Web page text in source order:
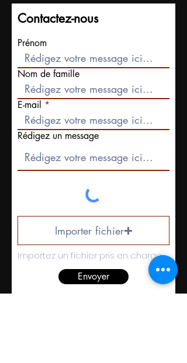
Contactez-nous
Prénom
Nom de famille
E-mail
Rédigez un message
Importer fichier
Importez un fichier pris en charge (max. 15 Mo)
Envoyer